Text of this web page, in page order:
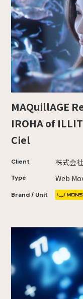
MAQuillAGE
IROHA of
Ciel
Client 株式会
Type Web
Brand / Unit